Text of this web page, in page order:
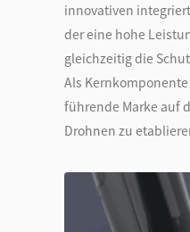
innovativen
der eine hohe
gleichzeitig die
Als
führende Marke auf
Drohnen zu